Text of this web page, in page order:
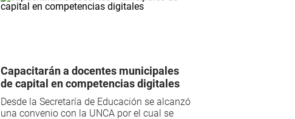
Capacitarán a docentes municipales
de capital en competencias digitales
Desde la Secretaría de Educación se alcanzó
una convenio con la UNCA por el cual se